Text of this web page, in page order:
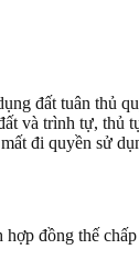
đất tuân thủ
và trình tự, thủ
đi quyền sử
đồng thế